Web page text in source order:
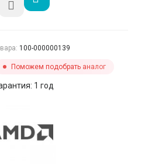
100-000000139
Поможем подобрать аналог
1 год